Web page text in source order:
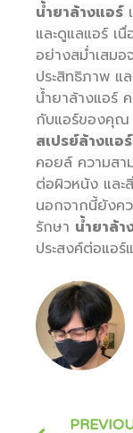
น้ำยาล้างแอร์
และดูแลแอร์ เ
อย่างสม่ำเสมอ
ประสิทธิภาพ แ
น้ำยาล้างแอร์
กับแอร์ของคุณ
สเปรย์ล้างแอร์
คอยล์ ความสา
ต่อผิวหนัง และ
นอกจากนี้ยังคว
รักษา น้ำยาล้า
ประสงค์ต่อแอร์